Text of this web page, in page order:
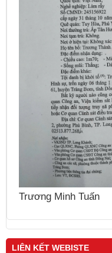
Trương Minh Tuấn
LIÊN KẾT WEBISTE